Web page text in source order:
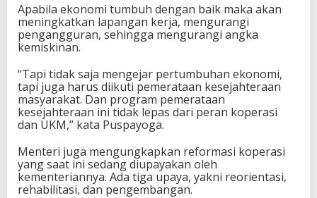
Apabila ekonomi tumbuh dengan baik maka akan
meningkatkan lapangan kerja, mengurangi
pengangguran, sehingga mengurangi angka
kemiskinan.
“Tapi tidak saja mengejar pertumbuhan ekonomi,
tapi juga harus diikuti pemerataan kesejahteraan
masyarakat. Dan program pemerataan
kesejahteraan ini tidak lepas dari peran koperasi
dan UKM,” kata Puspayoga.
Menteri juga mengungkapkan reformasi koperasi
yang saat ini sedang diupayakan oleh
kementeriannya. Ada tiga upaya, yakni reorientasi,
rehabilitasi, dan pengembangan.